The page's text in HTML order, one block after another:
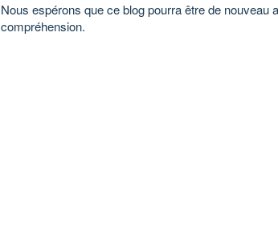
Nous espérons que ce blog pourra être de
compréhension.